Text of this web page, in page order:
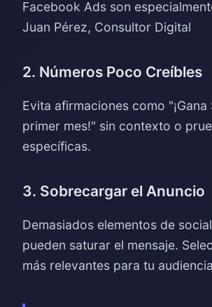
Facebook Ads son
Juan Pérez, Consultor Digital
2. Números Poco Creíbles
Evita afirmaciones como
primer mes!" sin contexto o
específicas.
3. Sobrecargar el Anuncio
Demasiados elementos de
pueden saturar el mensaje.
más relevantes para tu